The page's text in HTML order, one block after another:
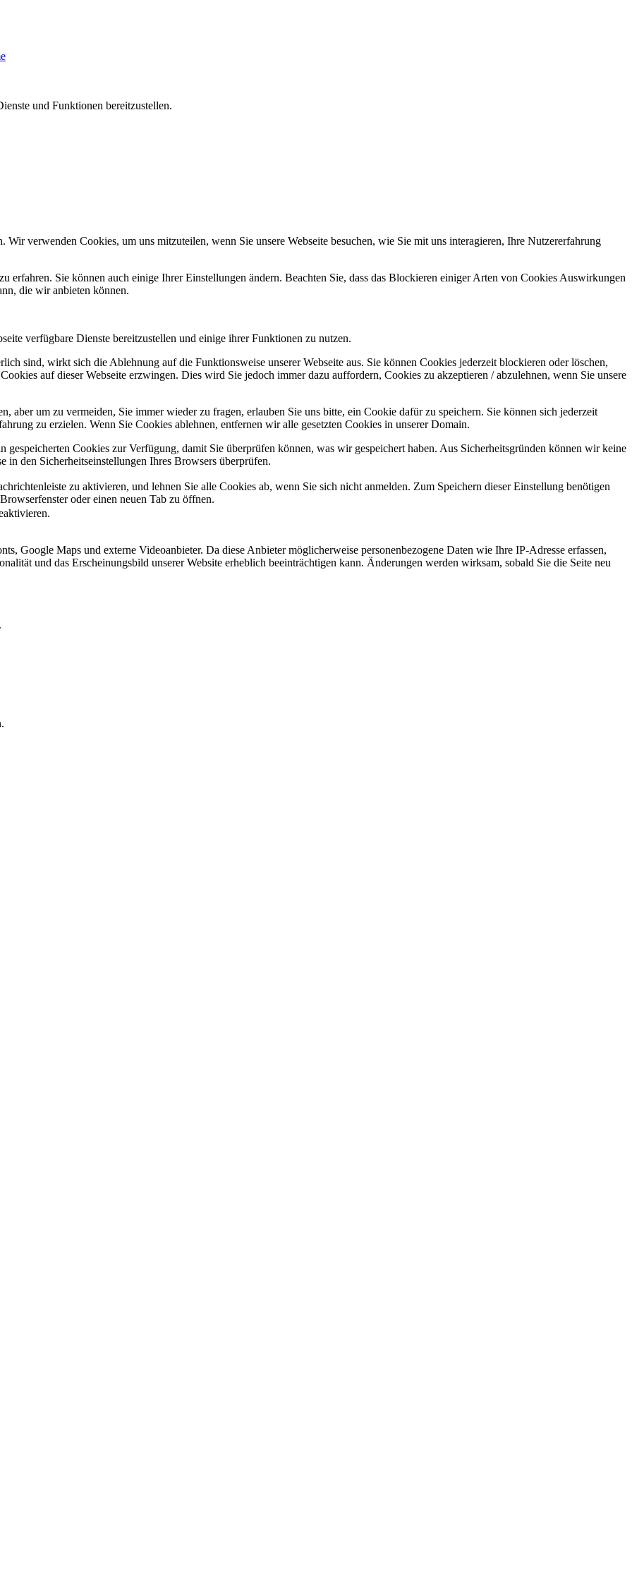
und Funktionen bereitzustellen.
verwenden Cookies, um uns mitzuteilen, wenn Sie unsere Webseite besuchen, wie Sie mit uns interagieren, Ihre Nutzererfahrung
erfahren. Sie können auch einige Ihrer Einstellungen ändern. Beachten Sie, dass das Blockieren einiger Arten von Cookies Auswirkungen
die wir anbieten können.
verfügbare Dienste bereitzustellen und einige ihrer Funktionen zu nutzen.
sind, wirkt sich die Ablehnung auf die Funktionsweise unserer Webseite aus. Sie können Cookies jederzeit blockieren oder löschen,
auf dieser Webseite erzwingen. Dies wird Sie jedoch immer dazu auffordern, Cookies zu akzeptieren / abzulehnen, wenn Sie unsere
aber um zu vermeiden, Sie immer wieder zu fragen, erlauben Sie uns bitte, ein Cookie dafür zu speichern. Sie können sich jederzeit
zu erzielen. Wenn Sie Cookies ablehnen, entfernen wir alle gesetzten Cookies in unserer Domain.
Cookies zur Verfügung, damit Sie überprüfen können, was wir gespeichert haben. Aus Sicherheitsgründen können wir keine
in den Sicherheitseinstellungen Ihres Browsers überprüfen.
zu aktivieren, und lehnen Sie alle Cookies ab, wenn Sie sich nicht anmelden. Zum Speichern dieser Einstellung benötigen
oder einen neuen Tab zu öffnen.
Google Maps und externe Videoanbieter. Da diese Anbieter möglicherweise personenbezogene Daten wie Ihre IP-Adresse erfassen,
und das Erscheinungsbild unserer Website erheblich beeinträchtigen kann. Änderungen werden wirksam, sobald Sie die Seite neu